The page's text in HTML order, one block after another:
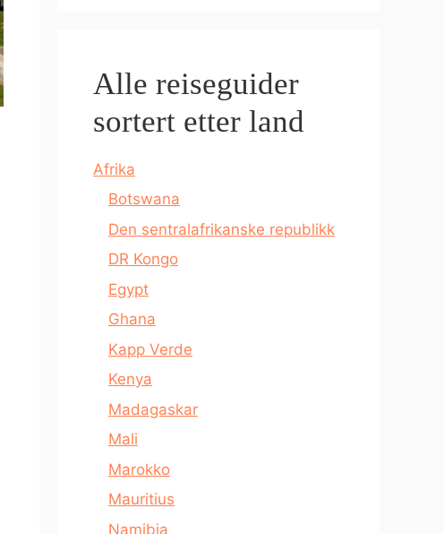
Alle reiseguider
sortert etter land
Afrika
Botswana
Den sentralafrikanske republikk
DR Kongo
Egypt
Ghana
Kapp Verde
Kenya
Madagaskar
Mali
Marokko
Mauritius
Namibia